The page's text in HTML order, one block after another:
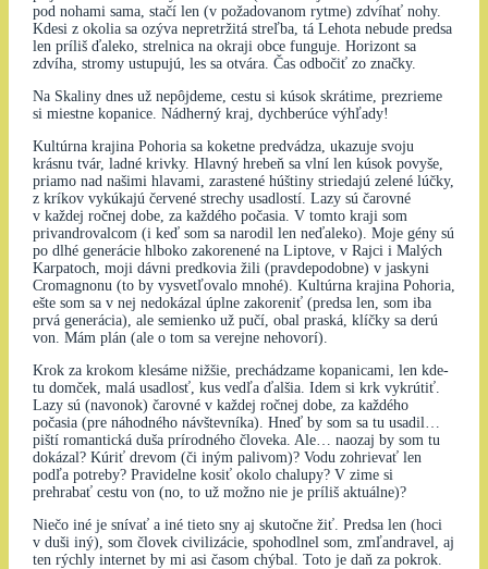
pod nohami sama, stačí len (v požadovanom rytme) zdvíhať nohy.
Kdesi z okolia sa ozýva nepretržitá streľba, tá Lehota nebude predsa
len príliš ďaleko, strelnica na okraji obce funguje. Horizont sa
zdvíha, stromy ustupujú, les sa otvára. Čas odbočiť zo značky.
Na Skaliny dnes už nepôjdeme, cestu si kúsok skrátime, prezrieme
si miestne kopanice. Nádherný kraj, dychberúce výhľady!
Kultúrna krajina Pohoria sa koketne predvádza, ukazuje svoju
krásnu tvár, ladné krivky. Hlavný hrebeň sa vlní len kúsok povyše,
priamo nad našimi hlavami, zarastené húštiny striedajú zelené lúčky,
z kríkov vykúkajú červené strechy usadlostí. Lazy sú čarovné
v každej ročnej dobe, za každého počasia. V tomto kraji som
privandrovalcom (i keď som sa narodil len neďaleko). Moje gény sú
po dlhé generácie hlboko zakorenené na Liptove, v Rajci i Malých
Karpatoch, moji dávni predkovia žili (pravdepodobne) v jaskyni
Cromagnonu (to by vysvetľovalo mnohé). Kultúrna krajina Pohoria,
ešte som sa v nej nedokázal úplne zakoreniť (predsa len, som iba
prvá generácia), ale semienko už pučí, obal praská, klíčky sa derú
von. Mám plán (ale o tom sa verejne nehovorí).
Krok za krokom klesáme nižšie, prechádzame kopanicami, len kde-
tu domček, malá usadlosť, kus vedľa ďalšia. Idem si krk vykrútiť.
Lazy sú (navonok) čarovné v každej ročnej dobe, za každého
počasia (pre náhodného návštevníka). Hneď by som sa tu usadil…
piští romantická duša prírodného človeka. Ale… naozaj by som tu
dokázal? Kúriť drevom (či iným palivom)? Vodu zohrievať len
podľa potreby? Pravidelne kosiť okolo chalupy? V zime si
prehrabať cestu von (no, to už možno nie je príliš aktuálne)?
Niečo iné je snívať a iné tieto sny aj skutočne žiť. Predsa len (hoci
v duši iný), som človek civilizácie, spohodlnel som, zmľandravel, aj
ten rýchly internet by mi asi časom chýbal. Toto je daň za pokrok.